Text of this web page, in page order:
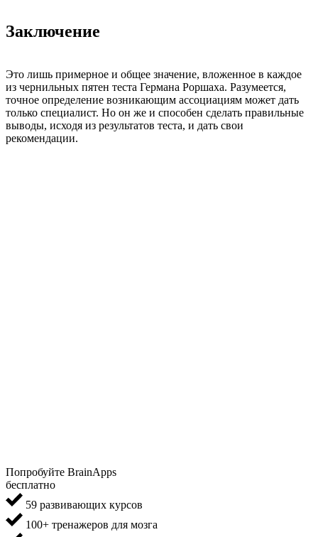
Заключение
Это лишь примерное и общее значение, вложенное в каждое
из чернильных пятен теста Германа Роршаха. Разумеется,
точное определение возникающим ассоциациям может дать
только специалист. Но он же и способен сделать правильные
выводы, исходя из результатов теста, и дать свои
рекомендации.
Попробуйте BrainApps
бесплатно
59 развивающих курсов
100+ тренажеров для мозга